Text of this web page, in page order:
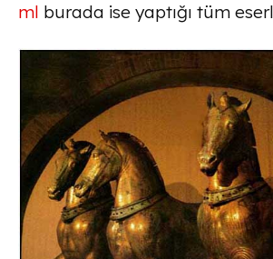
ml burada ise yaptığı tüm